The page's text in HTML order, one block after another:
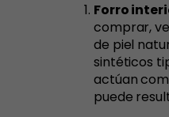
Forro
comprar,
de piel
sintéticos
actúan
puede